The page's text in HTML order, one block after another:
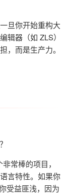
旦你开始重构大
辑器（如 ZLS）
，而是生产力。
常棒的项目，
言特性。如果你
受益匪浅，因为